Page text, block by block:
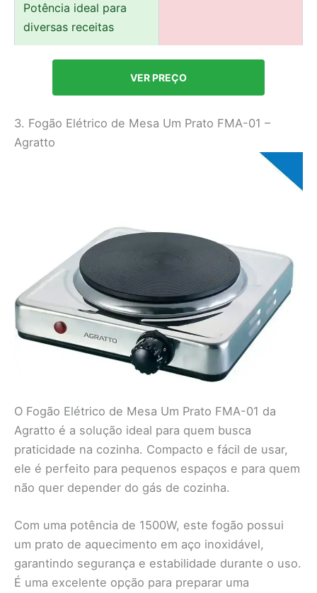
Potência ideal para
diversas receitas
VER PREÇO
3. Fogão Elétrico de Mesa Um Prato FMA-01 –
Agratto
O Fogão Elétrico de Mesa Um Prato FMA-01 da
Agratto é a solução ideal para quem busca
praticidade na cozinha. Compacto e fácil de usar,
ele é perfeito para pequenos espaços e para quem
não quer depender do gás de cozinha.
Com uma potência de 1500W, este fogão possui
um prato de aquecimento em aço inoxidável,
garantindo segurança e estabilidade durante o uso.
É uma excelente opção para preparar uma